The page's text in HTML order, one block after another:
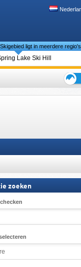
Skigebied ligt in meerdere regio's
Lake Ski Hill
zoeken